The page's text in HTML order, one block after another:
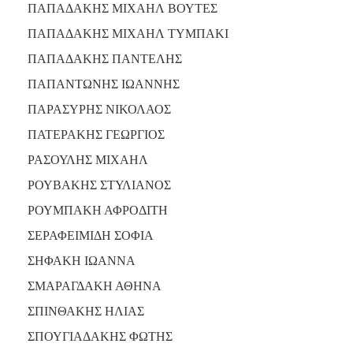
ΠΑΠΑΔΑΚΗΣ ΜΙΧΑΗΛ ΒΟΥΤΕΣ
ΠΑΠΑΔΑΚΗΣ ΜΙΧΑΗΛ ΤΥΜΠΑΚΙ
ΠΑΠΑΔΑΚΗΣ ΠΑΝΤΕΛΗΣ
ΠΑΠΑΝΤΩΝΗΣ ΙΩΑΝΝΗΣ
ΠΑΡΑΣΥΡΗΣ ΝΙΚΟΛΑΟΣ
ΠΑΤΕΡΑΚΗΣ ΓΕΩΡΓΙΟΣ
ΡΑΣΟΥΛΗΣ ΜΙΧΑΗΛ
ΡΟΥΒΑΚΗΣ ΣΤΥΛΙΑΝΟΣ
ΡΟΥΜΠΑΚΗ ΑΦΡΟΔΙΤΗ
ΣΕΡΑΦΕΙΜΙΔΗ ΣΟΦΙΑ
ΣΗΦΑΚΗ ΙΩΑΝΝΑ
ΣΜΑΡΑΓΔΑΚΗ ΑΘΗΝΑ
ΣΠΙΝΘΑΚΗΣ ΗΛΙΑΣ
ΣΠΟΥΓΙΑΔΑΚΗΣ ΦΩΤΗΣ